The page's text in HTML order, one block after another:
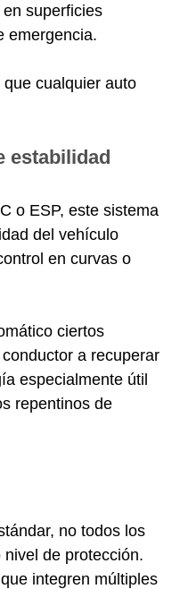
superficies
emergencia.
cualquier auto
estabilidad
o ESP, este sistema
del vehículo
en curvas o
ciertos
a recuperar
especialmente útil
repentinos de
no todos los
de protección.
integren múltiples